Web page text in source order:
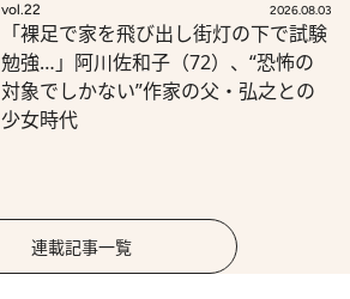
vol.22 2026.08.03
「裸足で家を飛び出し街灯の下で試験
勉強…」阿川佐和子（72）、“恐怖の
対象でしかない”作家の父・弘之との
少女時代
連載記事一覧